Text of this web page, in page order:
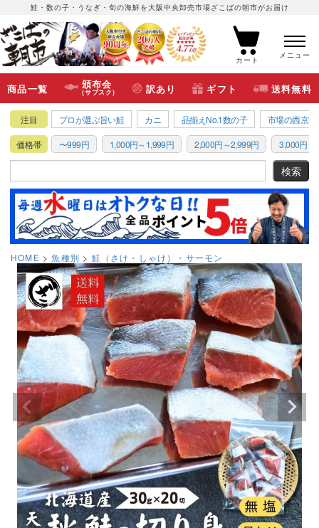
鮭・数の子・うなぎ・旬の海鮮を大阪中央卸売市場ざこばの朝市がお届け
カート
メニュー
商品一覧 頒布会
(サブスク) 訳あり ギフト 送料無料
注目 プロが選ぶ旨い鮭 カニ 品揃えNo.1数の子 市場の西京漬
価格帯 〜999円 1,000円～1,999円 2,000円～2,999円 3,000円～
HOME 魚種別 鮭（さけ・しゃけ）・サーモン